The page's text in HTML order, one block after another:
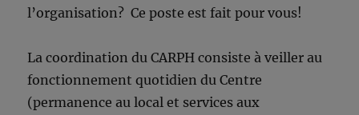
l’organisation? Ce poste est fait pour vous!
La coordination du CARPH consiste à veiller au
fonctionnement quotidien du Centre
(permanence au local et services aux